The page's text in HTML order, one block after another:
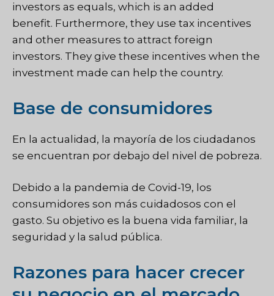
investors as equals, which is an added
benefit. Furthermore, they use tax incentives
and other measures to attract foreign
investors. They give these incentives when the
investment made can help the country.
Base de consumidores
En la actualidad, la mayoría de los ciudadanos
se encuentran por debajo del nivel de pobreza.
Debido a la pandemia de Covid-19, los
consumidores son más cuidadosos con el
gasto. Su objetivo es la buena vida familiar, la
seguridad y la salud pública.
Razones para hacer crecer